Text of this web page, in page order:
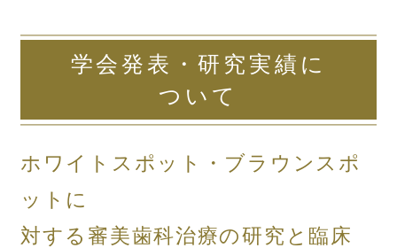
の説明のポイントについて当院の院長 髙
木仲人が歯科医師向けに解説しています。
学会発表・研究実績に
ついて
ホワイトスポット・ブラウンスポ
ットに
対する審美歯科治療の研究と臨床